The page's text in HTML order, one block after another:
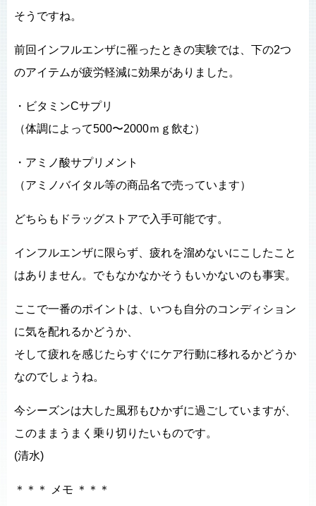
そうですね。
前回インフルエンザに罹ったときの実験では、下の2つ
のアイテムが疲労軽減に効果がありました。
・ビタミンCサプリ
（体調によって500〜2000ｍｇ飲む）
・アミノ酸サプリメント
（アミノバイタル等の商品名で売っています）
どちらもドラッグストアで入手可能です。
インフルエンザに限らず、疲れを溜めないにこしたこと
はありません。でもなかなかそうもいかないのも事実。
ここで一番のポイントは、いつも自分のコンディション
に気を配れるかどうか、
そして疲れを感じたらすぐにケア行動に移れるかどうか
なのでしょうね。
今シーズンは大した風邪もひかずに過ごしていますが、
このままうまく乗り切りたいものです。
(清水)
＊＊＊ メモ ＊＊＊